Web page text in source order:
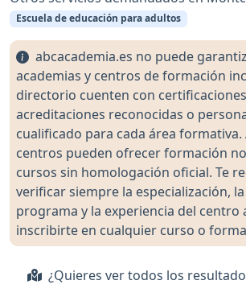
Escuela de educación para adultos
abcacademia.es no puede
academias y centros de formación
directorio cuenten con
acreditaciones reconocidas o
cualificado para cada área formativa.
centros pueden ofrecer formación
cursos sin homologación oficial. Te
verificar siempre la especialización,
programa y la experiencia del centro
inscribirte en cualquier curso o
¿Quieres ver todos los